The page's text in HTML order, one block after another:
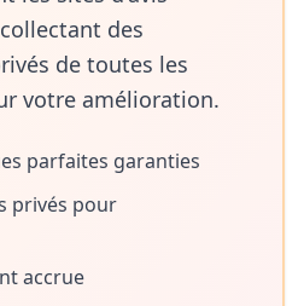
des
de toutes les
votre amélioration.
parfaites garanties
privés pour
accrue